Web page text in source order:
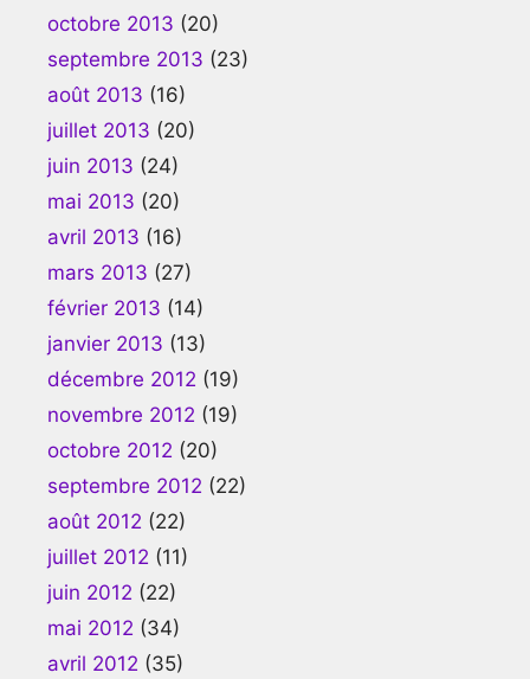
octobre 2013 (20)
septembre 2013 (23)
août 2013 (16)
juillet 2013 (20)
juin 2013 (24)
mai 2013 (20)
avril 2013 (16)
mars 2013 (27)
février 2013 (14)
janvier 2013 (13)
décembre 2012 (19)
novembre 2012 (19)
octobre 2012 (20)
septembre 2012 (22)
août 2012 (22)
juillet 2012 (11)
juin 2012 (22)
mai 2012 (34)
avril 2012 (35)